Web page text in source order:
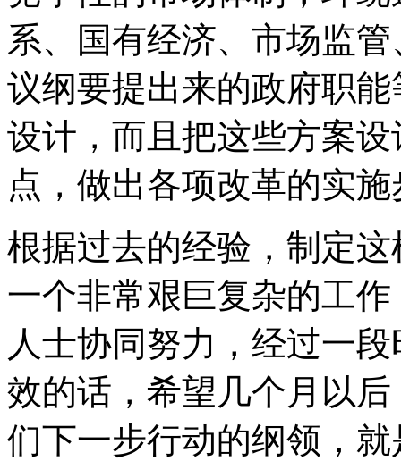
系、国有经济、市场监
议纲要提出来的政府职
设计，而且把这些方案
点，做出各项改革的实
根据过去的经验，制定
一个非常艰巨复杂的工
人士协同努力，经过一
效的话，希望几个月以
们下一步行动的纲领，